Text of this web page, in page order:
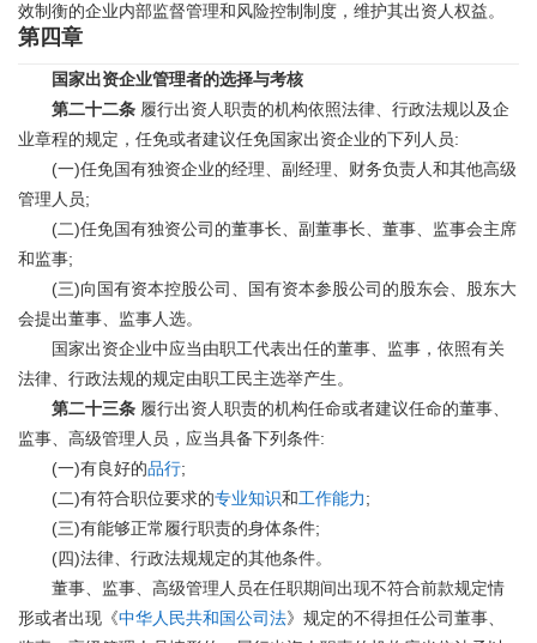
效制衡的企业内部监督管理和风险控制制度，维护其出资人权益。
第四章
国家出资企业管理者的选择与考核
第二十二条 履行出资人职责的机构依照法律、行政法规以及企
业章程的规定，任免或者建议任免国家出资企业的下列人员:
(一)任免国有独资企业的经理、副经理、财务负责人和其他高级
管理人员;
(二)任免国有独资公司的董事长、副董事长、董事、监事会主席
和监事;
(三)向国有资本控股公司、国有资本参股公司的股东会、股东大
会提出董事、监事人选。
国家出资企业中应当由职工代表出任的董事、监事，依照有关
法律、行政法规的规定由职工民主选举产生。
第二十三条 履行出资人职责的机构任命或者建议任命的董事、
监事、高级管理人员，应当具备下列条件:
(一)有良好的品行;
(二)有符合职位要求的专业知识和工作能力 ;
(三)有能够正常履行职责的身体条件;
(四)法律、行政法规规定的其他条件。
董事、监事、高级管理人员在任职期间出现不符合前款规定情
形或者出现《中华人民共和国公司法》规定的不得担任公司董事、